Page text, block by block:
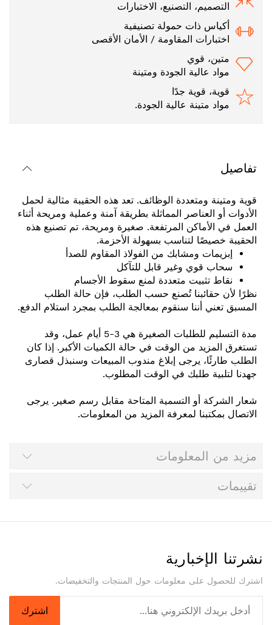
التصميم، التصنيع، الاختبارات
أكياس ذات حمولة تصنيفية
اختبارات المقاومة / الأمان الأقصى
متين، قوي
مواد عالية الجودة ومتينة
قوية، قوية جدًا
مواد متينة عالية الجودة.
تفاصيل
قوية ومتينة ومتعددة الوظائف. تعد هذه الحقيبة مثالية لحمل
الأدوات أو العناصر المماثلة بطريقة آمنة وعملية ومريحة أثناء
العمل في الأماكن المرتفعة. صغيرة ومريحة، تم تصنيع هذه
الحقيبة خصيصًا لتناسب بسهولة الأحزمة.
إبزيمات ومشابك من الفولاذ المقاوم للصدأ
سحاب قوي وغير قابل للتآكل
نقاط تثبيت متعددة لمنع سقوط الأجسام
نظرًا لأن حقائبنا تُصنع حسب الطلب، فإن حالة الطلب
المسبق تعني أننا سنقوم بمعالجة الطلب بمجرد استلام الدفع.
مدة التسليم للطلبات الصغيرة هي 3-5 أيام عمل، وقد
تستغرق المزيد من الوقت في حالة الكميات الأكبر. إذا كان
الطلب طارئًا، يرجى إبلاغ مندوب المبيعات وسنبذل قصارى
جهدنا لتلبية طلبك في الوقت المطلوب.
شعار الشركة أو التسمية المتاحة مقابل رسم صغير. يرجى
الاتصال بمكتبنا لمعرفة المزيد من المعلومات.
مزيد من المعلومات
تقييمات
نشرتنا الإخبارية
اشترك للحصول على معلومات حول المنتجات والتخفيضات.
اشترك